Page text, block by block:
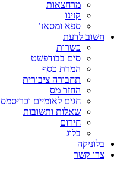
מרחצאות
קזינו
ספא ומסאז’
חשוב לדעת
כשרות
סים בבודפשט
המרת כסף
תחבורה ציבורית
החזר מס
חגים לאומיים וכריסמס
שאלות ותשובות
חירום
בלוג
בלוניקה
צרו קשר